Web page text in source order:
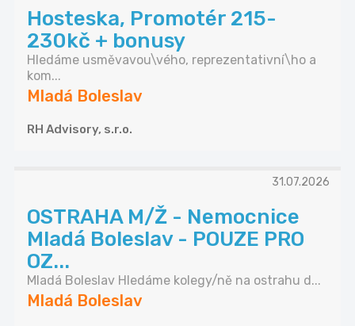
Hosteska, Promotér 215-
230kč + bonusy
Hledáme usměvavou\vého, reprezentativní\ho a
kom...
Mladá Boleslav
RH Advisory, s.r.o.
31.07.2026
OSTRAHA M/Ž - Nemocnice
Mladá Boleslav - POUZE PRO
OZ...
Mladá Boleslav Hledáme kolegy/ně na ostrahu d...
Mladá Boleslav